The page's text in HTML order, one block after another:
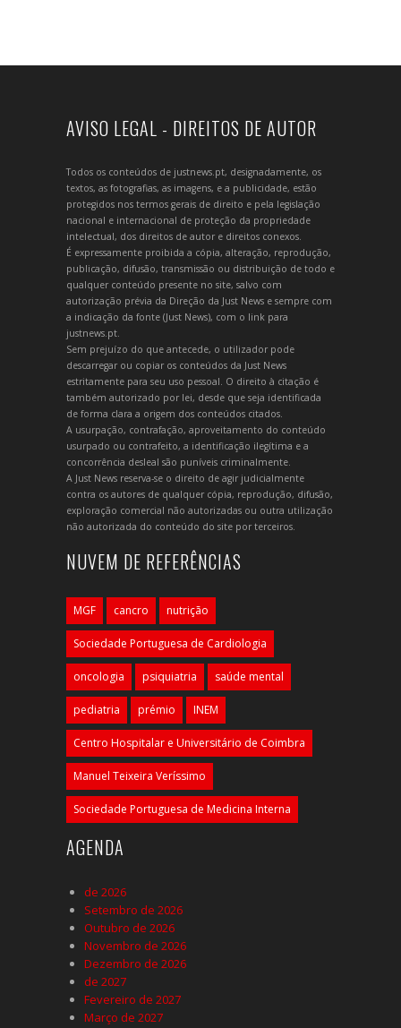
AVISO LEGAL - DIREITOS DE AUTOR
Todos os conteúdos de justnews.pt, designadamente, os
textos, as fotografias, as imagens, e a publicidade, estão
protegidos nos termos gerais de direito e pela legislação
nacional e internacional de proteção da propriedade
intelectual, dos direitos de autor e direitos conexos.
É expressamente proibida a cópia, alteração, reprodução,
publicação, difusão, transmissão ou distribuição de todo e
qualquer conteúdo presente no site, salvo com
autorização prévia da Direção da Just News e sempre com
a indicação da fonte (Just News), com o link para
justnews.pt.
Sem prejuízo do que antecede, o utilizador pode
descarregar ou copiar os conteúdos da Just News
estritamente para seu uso pessoal. O direito à citação é
também autorizado por lei, desde que seja identificada
de forma clara a origem dos conteúdos citados.
A usurpação, contrafação, aproveitamento do conteúdo
usurpado ou contrafeito, a identificação ilegítima e a
concorrência desleal são puníveis criminalmente.
A Just News reserva-se o direito de agir judicialmente
contra os autores de qualquer cópia, reprodução, difusão,
exploração comercial não autorizadas ou outra utilização
não autorizada do conteúdo do site por terceiros.
NUVEM DE REFERÊNCIAS
MGF cancro nutrição
Sociedade Portuguesa de Cardiologia
oncologia psiquiatria saúde mental
pediatria prémio INEM
Centro Hospitalar e Universitário de Coimbra
Manuel Teixeira Veríssimo
Sociedade Portuguesa de Medicina Interna
AGENDA
de 2026
Setembro de 2026
Outubro de 2026
Novembro de 2026
Dezembro de 2026
de 2027
Fevereiro de 2027
Março de 2027